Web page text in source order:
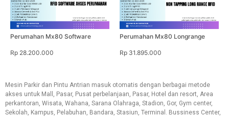
Perumahan Mx80 Software
Rp 28.200.000
Perumahan Mx80 Longrange
Rp 31.895.000
Mesin Parkir dan Pintu Antrian masuk otomatis dengan berbagai metode
akses untuk Mall, Pasar, Pusat perbelanjaan, Pasar, Hotel dan resort, Area
perkantoran, Wisata, Wahana, Sarana Olahraga, Stadion, Gor, Gym center,
Sekolah, Kampus, Pelabuhan, Bandara, Stasiun, Terminal. Bussiness Center,